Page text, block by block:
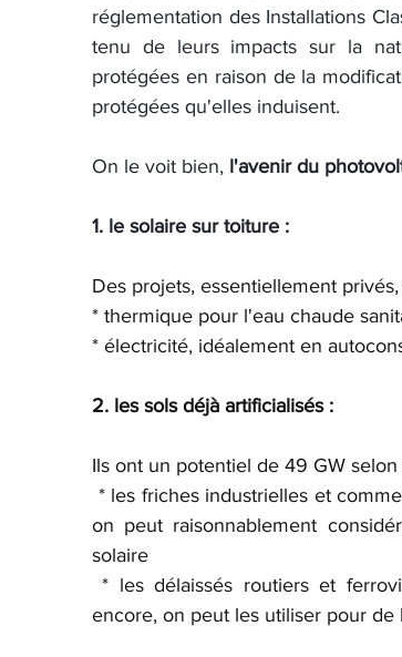
réglementation des Installations
tenu de leurs impacts sur la
protégées en raison de la
protégées qu'elles induisent.
On le voit bien, l'avenir du
1. le solaire sur toiture :
Des projets, essentiellement
* thermique pour l'eau chaude
* électricité, idéalement en
2. les sols déjà artificialisés :
Ils ont un potentiel de 49 GW
* les friches industrielles et
on peut raisonnablement
solaire
* les délaissés routiers et
encore, on peut les utiliser pour